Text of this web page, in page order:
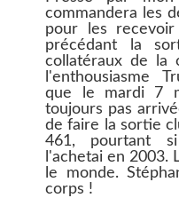
commandera les
pour les
précédant la
collatéraux de la
l'enthousiasme
que le mardi 7
toujours pas
de faire la sortie
461, pourtant
l'achetai en 2003.
le monde.
corps !